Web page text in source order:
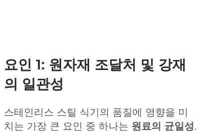
요인 1: 원자재 조달처 및 강재
의 일관성
스테인리스 스틸 식기의 품질에 영향을 미
치는 가장 큰 요인 중 하나는 원료의 균일성.